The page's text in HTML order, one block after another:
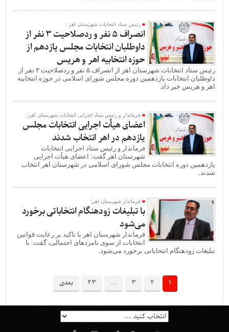
رئیس ستاد انتخابات شهرستان اهر :
انصراف ۵ نفر و ردصلاحیت ۳ نفر از
داوطلبان انتخابات مجلس یازدهم از
حوزه انتخابیه اهر و هریس
رئیس ستاد انتخابات شهرستان اهر از انصراف ۵ نفر و ردصلاحیت ۳ نفر از
داوطلبان انتخابات یازدهمین دوره مجلس شورای اسلامی در حوزه انتخابیه
اهر و هریس خبر داد.
فرماندار و رئیس ستاد اجرایی انتخابات شهرستان اهر:
اعضای هیأت اجرایی انتخابات مجلس
یازدهم در اهر انتخاب شدند
فرماندار و رئیس ستاد اجرایی انتخابات
شهرستان اهر گفت: اعضای هیأت اجرایی
یازدهمین دوره انتخابات مجلس شورای اسلامی در شهرستان اهر انتخاب
شدند.
فرماندار شهرستان اهر:
با تبلیغات زودهنگام انتخاباتی برخورد
می‌شود
فرماندار شهرستان اهر با تاکید بر رعایت قوانین
انتخابات از سوی نامزدهای احتمالی، گفت: با
تبلیغات زودهنگام انتخاباتی برخورد می‌شود.
1
2
3
…
23 بعدی